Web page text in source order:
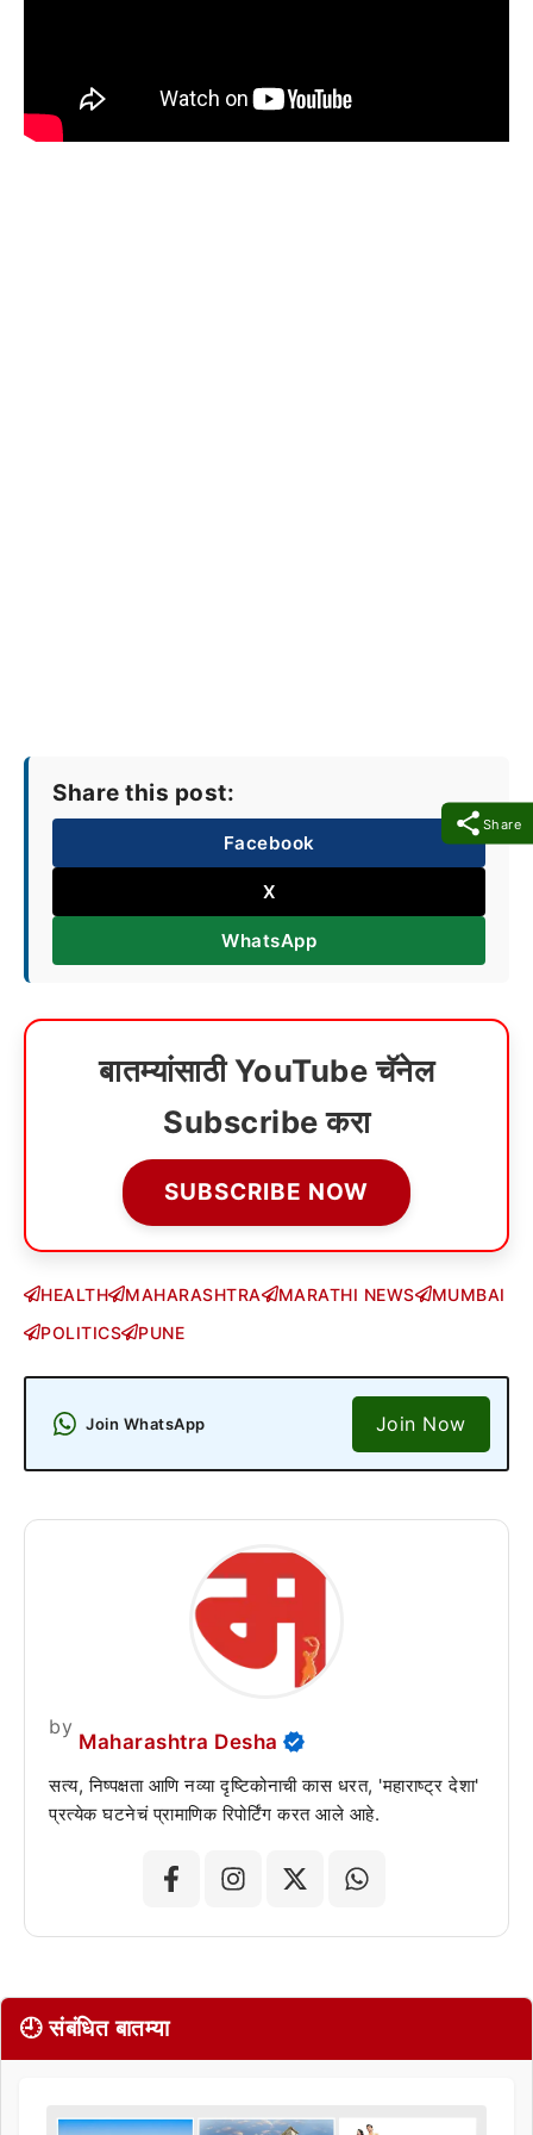
Share
Share this post:
Facebook
X
WhatsApp
बातम्यांसाठी YouTube चॅनेल
Subscribe करा
SUBSCRIBE NOW
HEALTH MAHARASHTRA MARATHI NEWS
MUMBAI
POLITICS
PUNE
Join WhatsApp Join Now
by
Maharashtra Desha
सत्य, निष्पक्षता आणि नव्या दृष्टिकोनाची कास धरत, 'महाराष्ट्र देशा'
प्रत्येक घटनेचं प्रामाणिक रिपोर्टिंग करत आले आहे.
🕘 संबंधित बातम्या